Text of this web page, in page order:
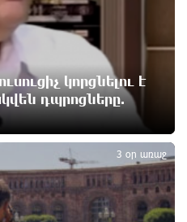
«ՌԲ Լայպցիգը»
եկել Յան Դիոմանդեի
4 ժամ առաջ
ուսանողներին
չունեցող
Ատոմ Մխիթարյան
5 ժամ առաջ
է մեր աչքերի առաջ․
կորցնելու է
դպրոցները.
3 օր առաջ